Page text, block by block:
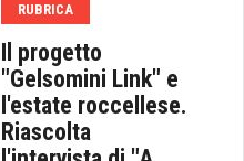
RUBRICA
Il progetto
"Gelsomini Link" e
l'estate roccellese.
Riascolta